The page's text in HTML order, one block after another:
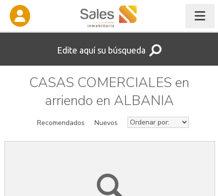
Edite aquí su búsqueda
CASAS COMERCIALES en
arriendo en ALBANIA
Recomendados Nuevos